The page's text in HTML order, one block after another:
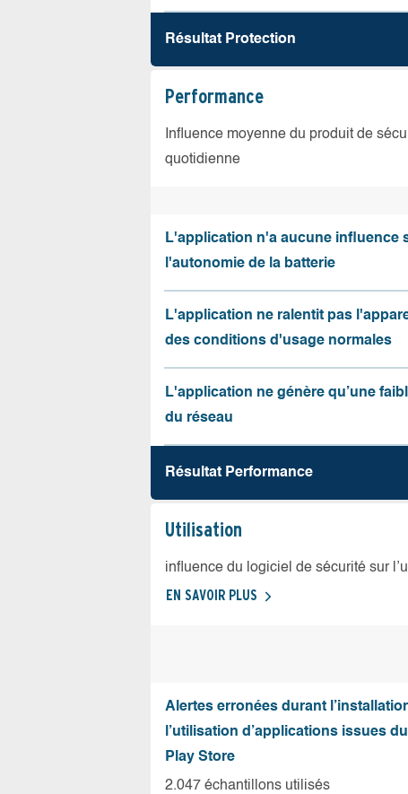
Résultat Protection
Performance
Influence moyenne du produit de
quotidienne
L'application n'a aucune influence
l'autonomie de la batterie
L'application ne ralentit pas
des conditions d'usage normales
L'application ne génère qu’une
du réseau
Résultat Performance
Utilisation
influence du logiciel de sécurité sur
EN SAVOIR PLUS
Alertes erronées durant
l’utilisation d’applications issues
Play Store
2.047 échantillons utilisés